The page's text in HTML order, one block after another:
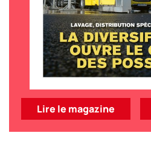
Lire le magazine